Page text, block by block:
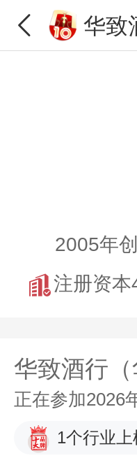
华致
2005年
注册资本
华致酒行
正在参加2026
1个行业